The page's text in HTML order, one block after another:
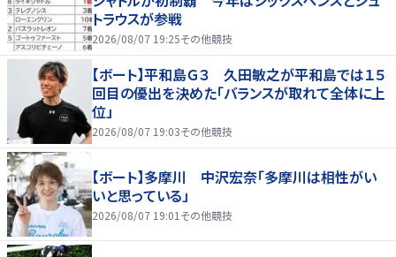
トラウスが参戦
2026/08/07 19:25その他競技
【ボート】平和島Ｇ３ 久田敏之が平和島では１５
回目の優出を決めた「バランスが取れて全体に上
位」
2026/08/07 19:03その他競技
【ボート】多摩川 中沢宏奈「多摩川は相性がい
いと思っている」
2026/08/07 19:01 その他競技